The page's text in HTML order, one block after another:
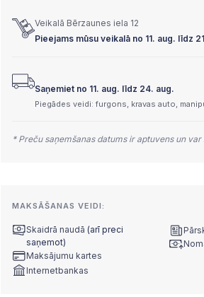
Veikalā Bērzaunes iela 12
Pieejams mūsu veikalā no 11. aug. līdz
Saņemiet no 11. aug. līdz 24. aug.
Piegādes veidi: furgons, kravas auto,
* Preču saņemšanas datums ir aptuvens un
MAKSĀŠANAS VEIDI:
Skaidrā naudā (arī preci
saņemot)
Maksājumu kartes
Internetbankas